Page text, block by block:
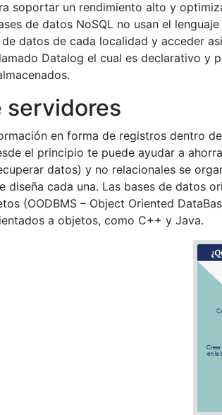
soportar un rendimiento alto y
de datos NoSQL no usan el
datos de cada localidad y acceder
Datalog el cual es declarativo y
servidores
en forma de registros dentro
el principio te puede ayudar a
datos) y no relacionales se
diseña cada una. Las bases de datos
(OODBMS – Object Oriented
a objetos, como C++ y Java.